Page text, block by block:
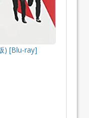
) [Blu-ray]